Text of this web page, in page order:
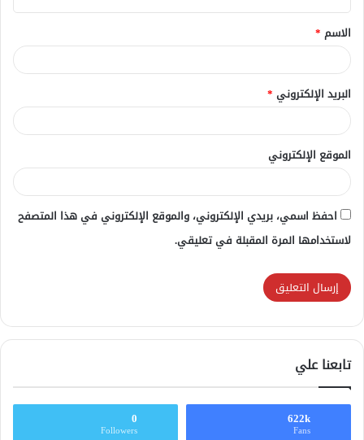
ق
*
الاسم *
البريد الإلكتروني *
الموقع الإلكتروني
احفظ اسمي، بريدي الإلكتروني، والموقع الإلكتروني في هذا المتصفح
لاستخدامها المرة المقبلة في تعليقي.
تابعنا علي
622k
Fans
0
Followers